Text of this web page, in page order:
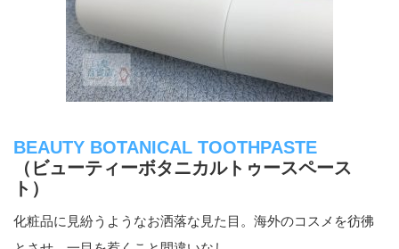
BEAUTY BOTANICAL TOOTHPASTE
（ビューティーボタニカルトゥースペース
ト）
化粧品に見紛うようなお洒落な見た目。海外のコスメを彷彿